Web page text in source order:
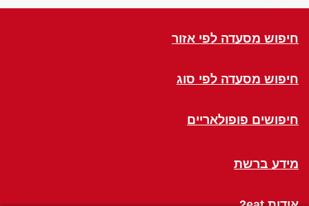
חיפוש מסעדה לפי אזור
חיפוש מסעדה לפי סוג
חיפושים פופולאריים
מידע ברשת